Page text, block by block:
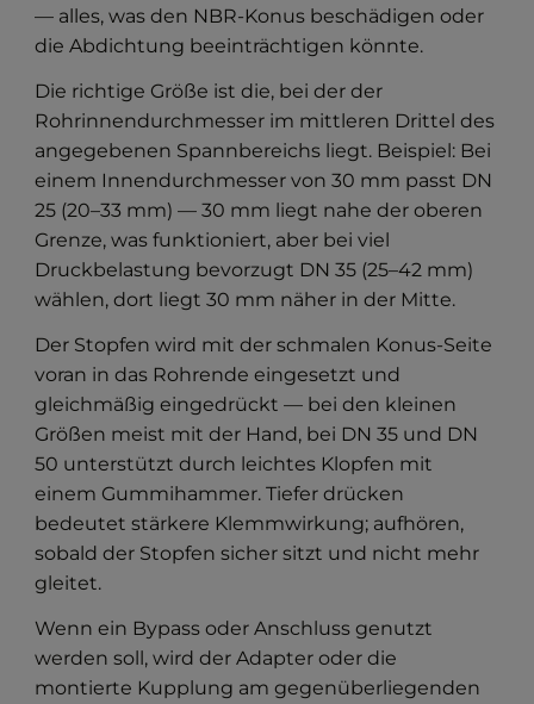
— alles, was den NBR-Konus beschädigen oder
die Abdichtung beeinträchtigen könnte.
Die richtige Größe ist die, bei der der
Rohrinnendurchmesser im mittleren Drittel des
angegebenen Spannbereichs liegt. Beispiel: Bei
einem Innendurchmesser von 30 mm passt DN
25 (20–33 mm) — 30 mm liegt nahe der oberen
Grenze, was funktioniert, aber bei viel
Druckbelastung bevorzugt DN 35 (25–42 mm)
wählen, dort liegt 30 mm näher in der Mitte.
Der Stopfen wird mit der schmalen Konus-Seite
voran in das Rohrende eingesetzt und
gleichmäßig eingedrückt — bei den kleinen
Größen meist mit der Hand, bei DN 35 und DN
50 unterstützt durch leichtes Klopfen mit
einem Gummihammer. Tiefer drücken
bedeutet stärkere Klemmwirkung; aufhören,
sobald der Stopfen sicher sitzt und nicht mehr
gleitet.
Wenn ein Bypass oder Anschluss genutzt
werden soll, wird der Adapter oder die
montierte Kupplung am gegenüberliegenden